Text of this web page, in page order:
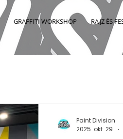
GRAFFITI WORKSHOP RAJZ ÉS
Paint Division
2025. okt. 29.